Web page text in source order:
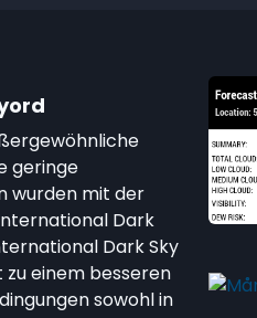
geringe
wurden mit der
Dark
Dark Sky
zu einem besseren
sowohl in